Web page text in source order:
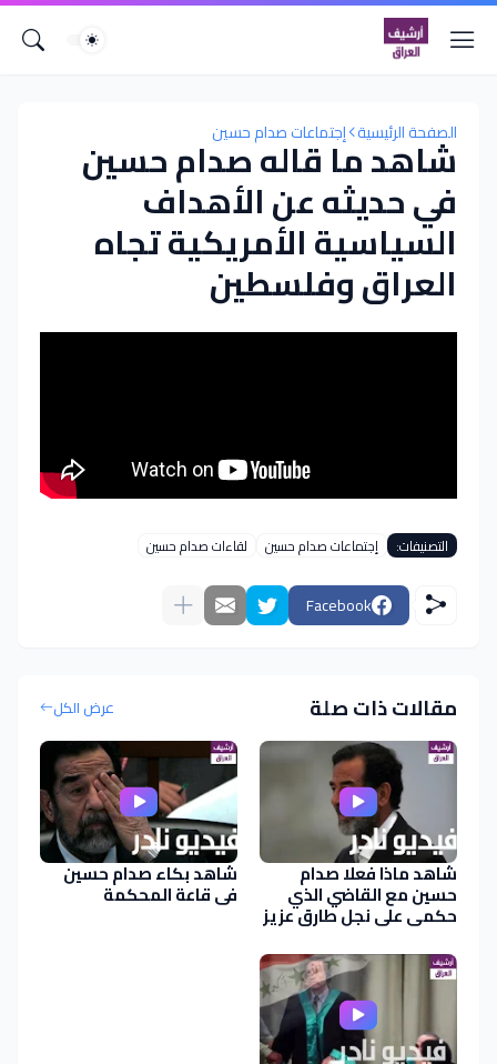
الصفحة الرئيسية إجتماعات صدام حسين
شاهد ما قاله صدام حسين
في حديثه عن الأهداف
السياسية الأمريكية تجاه
العراق وفلسطين
التصنيفات: إجتماعات صدام حسين لقاءات صدام حسين
Facebook
مقالات ذات صلة عرض الكل
شاهد ماذا فعلا صدام
حسين مع القاضي الذي
حكمى على نجل طارق عزيز
بسجن 7 سنوات
شاهد بكاء صدام حسين
في قاعة المحكمة